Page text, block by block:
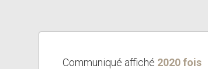
Communiqué affiché 2020 fois